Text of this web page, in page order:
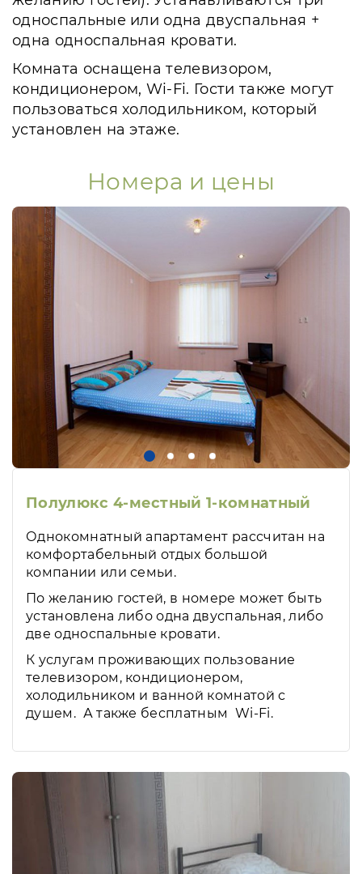
односпальные или одна двуспальная +
одна односпальная кровати.
Комната оснащена телевизором,
кондиционером, Wi-Fi. Гости также могут
пользоваться холодильником, который
установлен на этаже.
Номера и цены
Полулюкс 4-местный 1-комнатный
Однокомнатный апартамент рассчитан на
комфортабельный отдых большой
компании или семьи.
По желанию гостей, в номере может быть
установлена либо одна двуспальная, либо
две односпальные кровати.
К услугам проживающих пользование
телевизором, кондиционером,
холодильником и ванной комнатой с
душем. А также бесплатным Wi-Fi.